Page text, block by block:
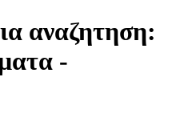
αναζητηση:
-